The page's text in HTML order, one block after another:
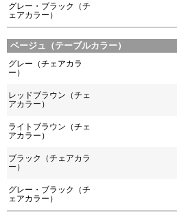
グレー・ブラック（チ
ェアカラー）
ベージュ（テーブルカラー）
グレー（チェアカラ
ー）
レッドブラウン（チェ
アカラー）
ライトブラウン（チェ
アカラー）
ブラック（チェアカラ
ー）
グレー・ブラック（チ
ェアカラー）